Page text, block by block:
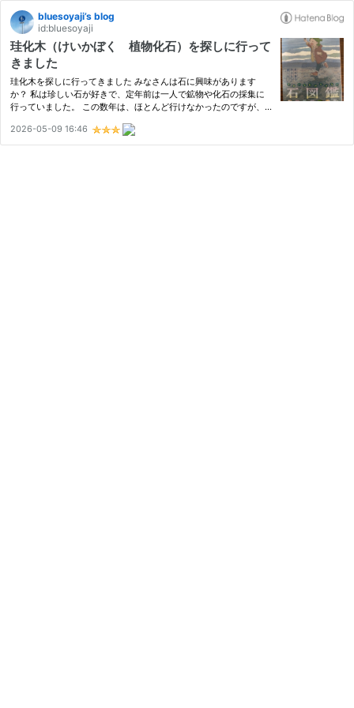
bluesoyaji’s blog
id:bluesoyaji
珪化木（けいかぼく 植物化石）を探しに行って
きました
珪化木を探しに行ってきました みなさんは石に興味があります
か？ 私は珍しい石が好きで、定年前は一人で鉱物や化石の採集に
行っていました。 この数年は、ほとんど行けなかったのですが、
っていた珪化木（植物の化石）を採集したいと思い調べると、加古
川で…
2026-05-09 16:46